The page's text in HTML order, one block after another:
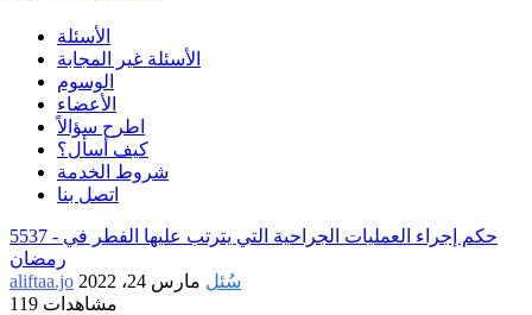
الأسئلة
الأسئلة غير المجابة
الوسوم
الأعضاء
اطرح سؤالاً
كيف أسأل؟
شروط الخدمة
اتصل بنا
5537 - حكم إجراء العمليات الجراحية التي يترتب عليها الفطر في
رمضان
aliftaa.jo
سُئل مارس 24، 2022
119 مشاهدات